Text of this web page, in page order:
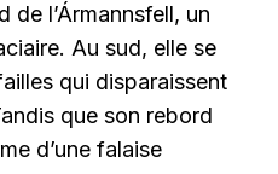
de l’Ármannsfell, un
Au sud, elle se
qui disparaissent
que son rebord
d’une falaise